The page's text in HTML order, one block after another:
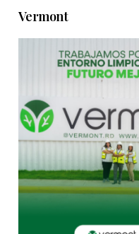
Vermont